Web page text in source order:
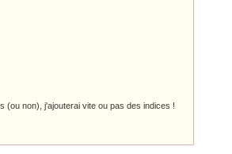
(ou non), j'ajouterai vite ou pas des indices !